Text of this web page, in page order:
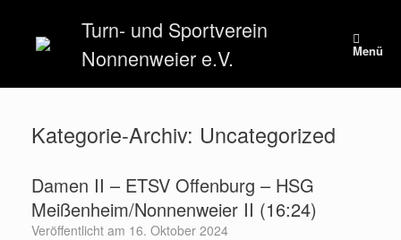
springen
Turn- und Sportverein
Nonnenweier e.V.
Menü
Kategorie-Archiv: Uncategorized
Damen II – ETSV Offenburg – HSG
Meißenheim/Nonnenweier II (16:24)
Veröffentlicht am 16. Oktober 2024